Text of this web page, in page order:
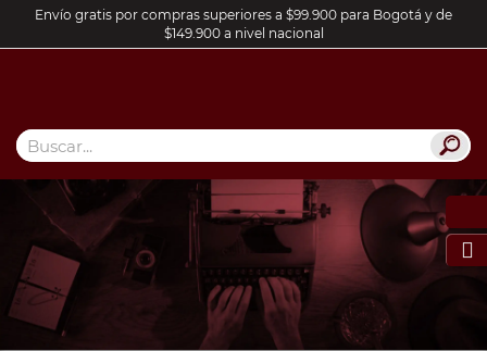
Envío gratis por compras superiores a $99.900 para Bogotá y de
$149.900 a nivel nacional
